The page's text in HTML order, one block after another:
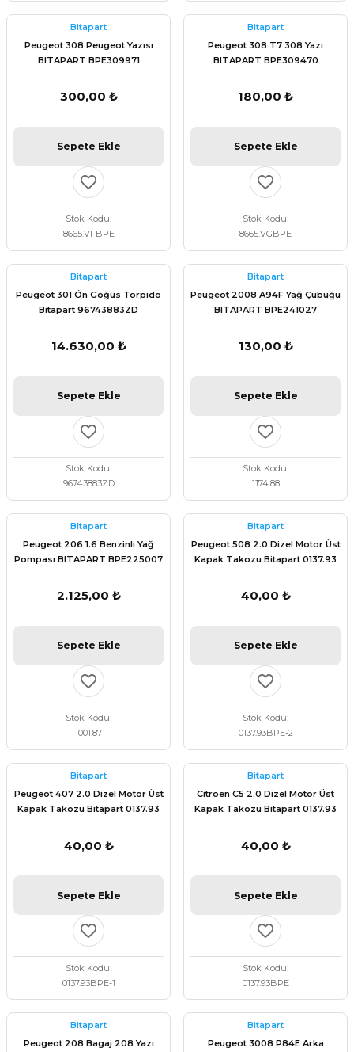
Bitapart
Peugeot 308 Peugeot Yazısı
BITAPART BPE309971
300,00 ₺
Sepete Ekle
Stok Kodu
8665.VFBPE
Bitapart
Peugeot 308 T7 308 Yazı
BITAPART BPE309470
180,00 ₺
Sepete Ekle
Stok Kodu
8665.VGBPE
Bitapart
Peugeot 301 Ön Göğüs Torpido
Bitapart 96743883ZD
14.630,00 ₺
Sepete Ekle
Stok Kodu
96743883ZD
Bitapart
Peugeot 2008 A94F Yağ Çubuğu
BITAPART BPE241027
130,00 ₺
Sepete Ekle
Stok Kodu
1174.88
Bitapart
Peugeot 206 1.6 Benzinli Yağ
Pompası BITAPART BPE225007
2.125,00 ₺
Sepete Ekle
Stok Kodu
1001.87
Bitapart
Peugeot 508 2.0 Dizel Motor Üst
Kapak Takozu Bitapart 0137.93
40,00 ₺
Sepete Ekle
Stok Kodu
0137.93BPE-2
Bitapart
Peugeot 407 2.0 Dizel Motor Üst
Kapak Takozu Bitapart 0137.93
40,00 ₺
Sepete Ekle
Stok Kodu
0137.93BPE-1
Bitapart
Citroen C5 2.0 Dizel Motor Üst
Kapak Takozu Bitapart 0137.93
40,00 ₺
Sepete Ekle
Stok Kodu
0137.93BPE
Bitapart
Peugeot 208 Bagaj 208 Yazı
Bitapart
Peugeot 3008 P84E Arka